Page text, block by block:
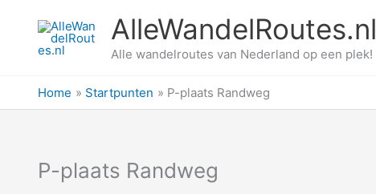
AlleWandelRoutes.nl
Alle wandelroutes van Nederland op een plek!
Home Startpunten P-plaats Randweg
P-plaats Randweg